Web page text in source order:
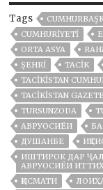
Tags
CUMHURIYETI
ORTA ASYA
ŞEHRİ
TACİK
TACIKISTAN
TACIKISTAN
TURSUNZODA
АВРУОСИЁИ
ДУШАНБЕ
ИШТИРОК ДАР
АВРУОСИЁИ
ҚИСМАТИ